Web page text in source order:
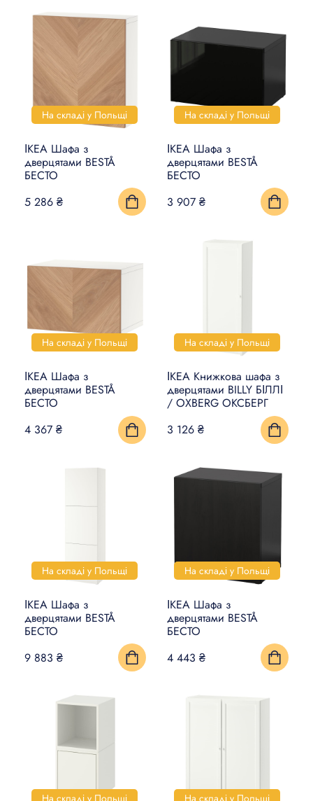
На складі у Польщі
ІКЕА Шафа з
дверцятами BESTÅ
БЕСТО
5 286 ₴
На складі у Польщі
ІКЕА Шафа з
дверцятами BESTÅ
БЕСТО
3 907 ₴
На складі у Польщі
ІКЕА Шафа з
дверцятами BESTÅ
БЕСТО
4 367 ₴
На складі у Польщі
ІКЕА Книжкова шафа з
дверцятами BILLY БІЛЛІ
/ OXBERG ОКСБЕРГ
3 126 ₴
На складі у Польщі
ІКЕА Шафа з
дверцятами BESTÅ
БЕСТО
9 883 ₴
На складі у Польщі
ІКЕА Шафа з
дверцятами BESTÅ
БЕСТО
4 443 ₴